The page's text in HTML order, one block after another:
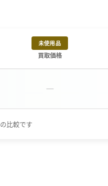
未使用品
買取価格
－
比較です